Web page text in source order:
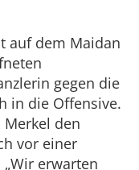
auf dem Maidan
gegen die
in die Offensive.
den
vor einer
erwarten